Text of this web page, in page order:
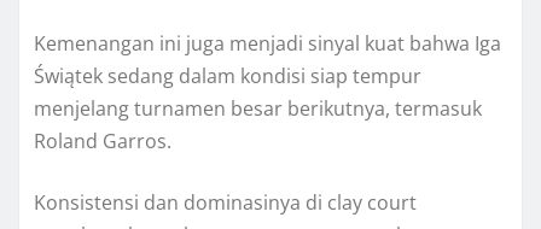
Kemenangan ini juga menjadi sinyal kuat bahwa Iga
Świątek sedang dalam kondisi siap tempur
menjelang turnamen besar berikutnya, termasuk
Roland Garros.
Konsistensi dan dominasinya di clay court